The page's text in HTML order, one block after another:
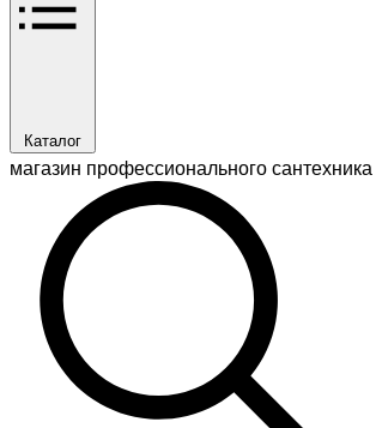
Каталог
магазин профессионального сантехника